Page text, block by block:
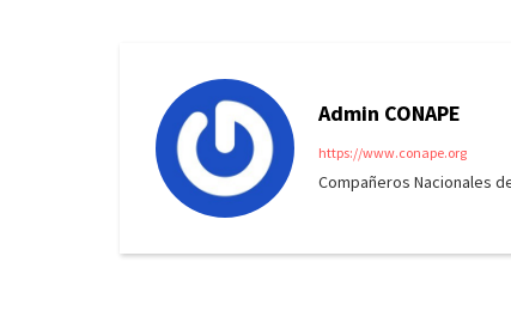
Admin CONAPE
https://www.conape.org
Compañeros Nacionales